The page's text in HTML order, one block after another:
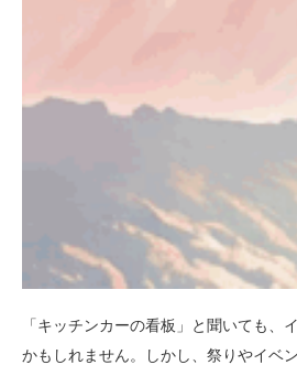
「キッチンカーの看板」と聞いても、
かもしれません。しかし、祭りやイベ